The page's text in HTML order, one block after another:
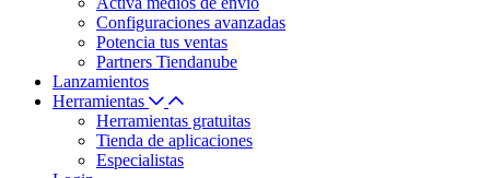
Configuraciones avanzadas
Potencia tus ventas
Partners Tiendanube
Lanzamientos
Herramientas
Herramientas gratuitas
Tienda de aplicaciones
Especialistas